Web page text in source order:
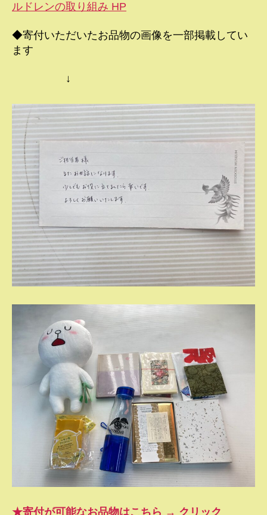
ルドレンの取り組み HP
◆寄付いただいたお品物の画像を一部掲載してい
ます
↓
★寄付が可能なお品物はこちら → クリック